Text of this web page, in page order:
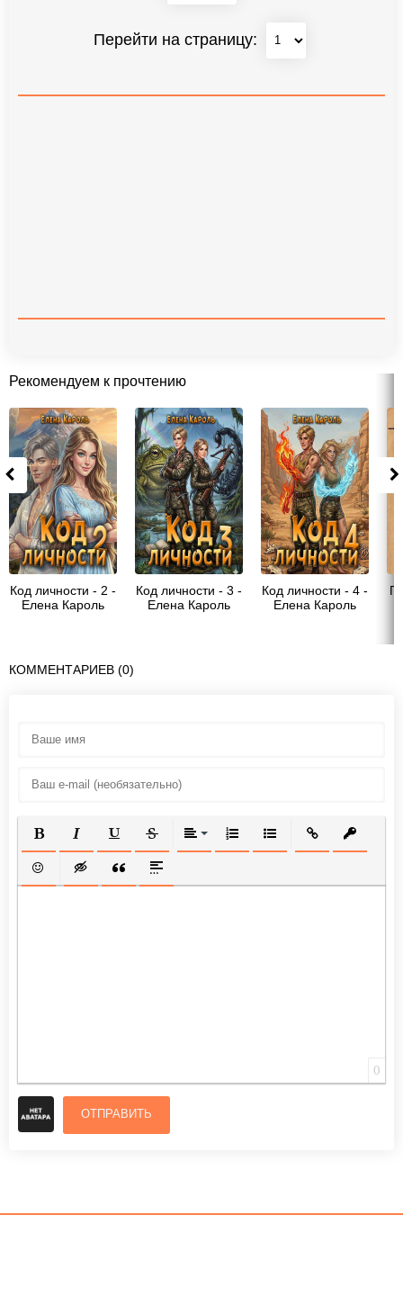
Перейти на страницу:
Рекомендуем к прочтению
Код личности - 2 -
Елена Кароль
Код личности - 3 -
Елена Кароль
Код личности - 4 -
Елена Кароль
КОММЕНТАРИЕВ (0)
ПОЛУЖИРНЫЙ
КУРСИВПОДЧЕРКНУТЫЙ
ЗАЧЕРКНУТЫЙВЫРАВНИВАНИЕ
НУМЕРОВАННЫЙ СПИСОК
МАРКИРОВАННЫЙ
ВСТАВИТЬ
ВСТАВИТЬ СМАЙЛИК
ВСТАВКА СКРЫТОГО ТЕКСТА
ВСТАВКА ЦИТАТЫ
ВСТАВКА СПОЙЛЕРА
0
ОТПРАВИТЬ